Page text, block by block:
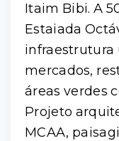
Itaim Bibi. A
Estaiada
infraestrutura
mercados,
áreas verdes
Projeto
MCAA,